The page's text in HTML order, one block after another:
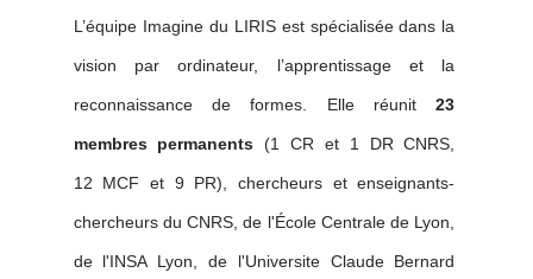
L’équipe Imagine du LIRIS est spécialisée dans la
vision par ordinateur, l’apprentissage et la
reconnaissance de formes. Elle réunit23
membres permanents (1 CR et 1 DR CNRS,
12 MCF et 9 PR), chercheurs et enseignants-
chercheurs du CNRS, de l'École Centrale de Lyon,
de l'INSA Lyon, de l'Universite Claude Bernard